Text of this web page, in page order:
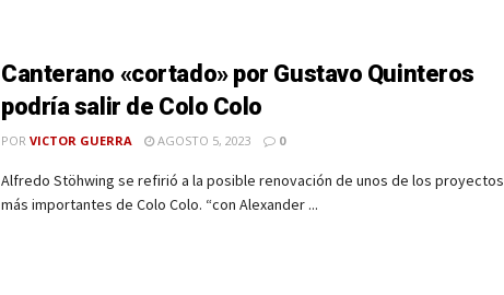
Canterano «cortado» por Gustavo Quinteros
podría salir de Colo Colo
POR VICTOR GUERRA AGOSTO 5, 2023 0
Alfredo Stöhwing se refirió a la posible renovación de unos de los proyectos
más importantes de Colo Colo. “con Alexander ...